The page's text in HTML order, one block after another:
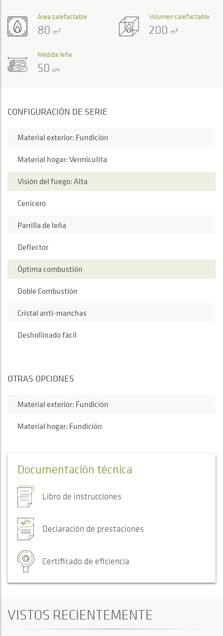
Volumen calefactable
200 m3
Área calefactable
80 m2
Medida leña
50 cm
CONFIGURACIÓN DE SERIE
Material exterior: Fundición
Material hogar: Vermiculita
Visión del fuego: Alta
Cenicero
Parrilla de leña
Deflector
Óptima combustión
Doble Combustión
Cristal anti-manchas
Deshollinado fácil
OTRAS OPCIONES
Material exterior: Fundición
Material hogar: Fundición
Documentación técnica
Libro de instrucciones
Declaración de prestaciones
Certificado de eficiencia
VISTOS RECIENTEMENTE